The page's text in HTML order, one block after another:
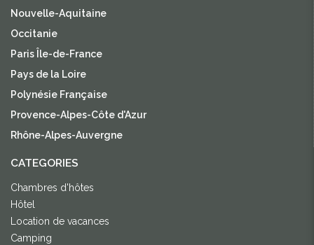
Nouvelle-Aquitaine
Occitanie
Paris Île-de-France
Pays de la Loire
Polynésie Française
Provence-Alpes-Côte d'Azur
Rhône-Alpes-Auvergne
CATEGORIES
Chambres d'hôtes
Hôtel
Location de vacances
Camping